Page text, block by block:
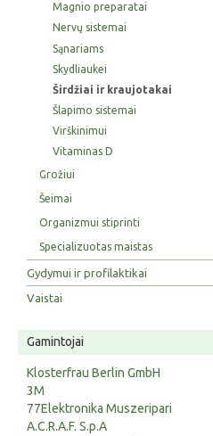
Magnio preparatai
Nervų sistemai
Sąnariams
Skydliaukei
Širdžiai ir kraujotakai
Šlapimo sistemai
Virškinimui
Vitaminas D
Grožiui
Šeimai
Organizmui stiprinti
Specializuotas maistas
Gydymui ir profilaktikai
Vaistai
Gamintojai
Klosterfrau Berlin GmbH
3M
77Elektronika Muszeripari
A.C.R.A.F. S.p.A